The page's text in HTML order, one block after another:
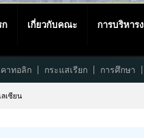
ก เกี่ยวกับคณะ การบริหาร
าทอลิก กระแสเรียก การศึกษา
เซียน